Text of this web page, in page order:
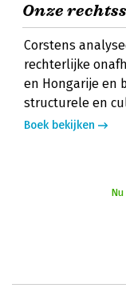
Onze
Corstens
rechterlijke
en Hongarije en
structurele en
Boek bekijken